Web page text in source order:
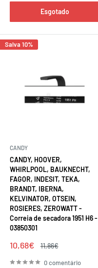
Esgotado
Salva 10%
CANDY
CANDY, HOOVER,
WHIRLPOOL, BAUKNECHT,
FAGOR, INDESIT, TEKA,
BRANDT, IBERNA,
KELVINATOR, OTSEIN,
ROSIERES, ZEROWATT -
Correia de secadora 1951 H6 -
03850301
Preço
venda
10,68€
Preço
11,86€
0 comentário